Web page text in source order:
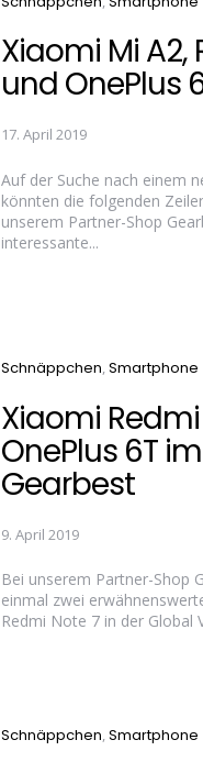
Xiaomi Mi A2,
und OnePlus
17. April 2019
Auf der Suche nach einem
könnten die folgenden
unserem Partner-Shop
interessante...
Categories
Schnäppchen Smartphone
Xiaomi
OnePlus 6T
Gearbest
9. April 2019
Bei unserem Partner-Shop
einmal zwei
Redmi Note 7 in der Global
Categories
Schnäppchen Smartphone